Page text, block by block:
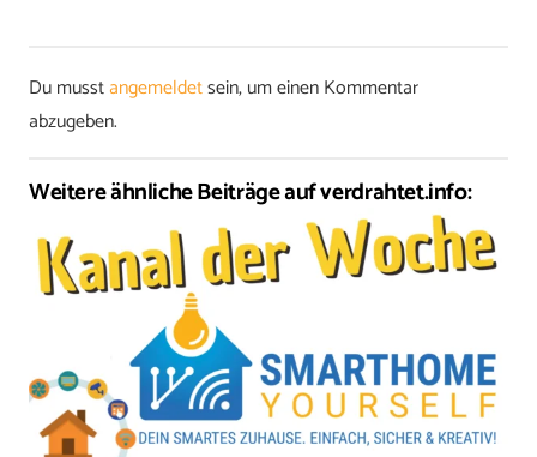
Du musstangemeldetsein, um einen Kommentar
abzugeben.
Weitere ähnliche Beiträge auf verdrahtet.info: